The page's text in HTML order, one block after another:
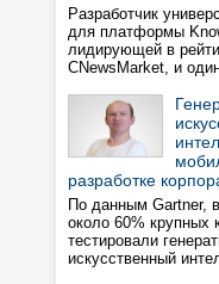
Разработчик
для платформы
лидирующей в
CNewsMarket, и
разработке
По данным Gartner,
около 60% крупных
тестировали
искусственный